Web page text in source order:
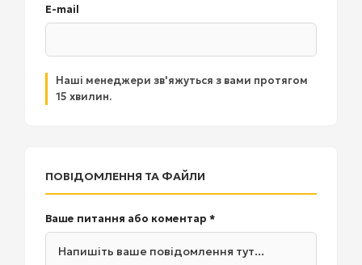
E-mail
Наші менеджери зв'яжуться з вами протягом
15 хвилин.
ПОВІДОМЛЕННЯ ТА ФАЙЛИ
Ваше питання або коментар *